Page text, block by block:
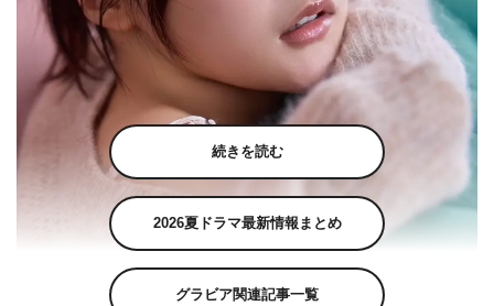
続きを読む
2026夏ドラマ最新情報まとめ
グラビア関連記事一覧